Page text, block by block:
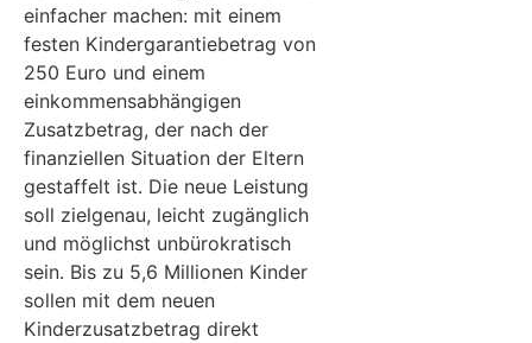
einfacher machen: mit einem
festen Kindergarantiebetrag von
250 Euro und einem
einkommensabhängigen
Zusatzbetrag, der nach der
finanziellen Situation der Eltern
gestaffelt ist. Die neue Leistung
soll zielgenau, leicht zugänglich
und möglichst unbürokratisch
sein. Bis zu 5,6 Millionen Kinder
sollen mit dem neuen
Kinderzusatzbetrag direkt